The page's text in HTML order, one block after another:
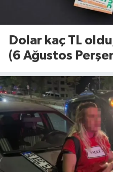
Dolar kaç TL
(6 Ağustos